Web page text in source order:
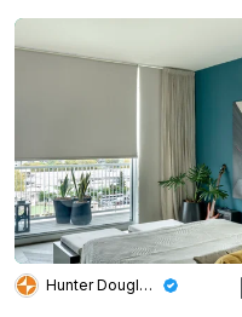
Hunter Douglas Argentina